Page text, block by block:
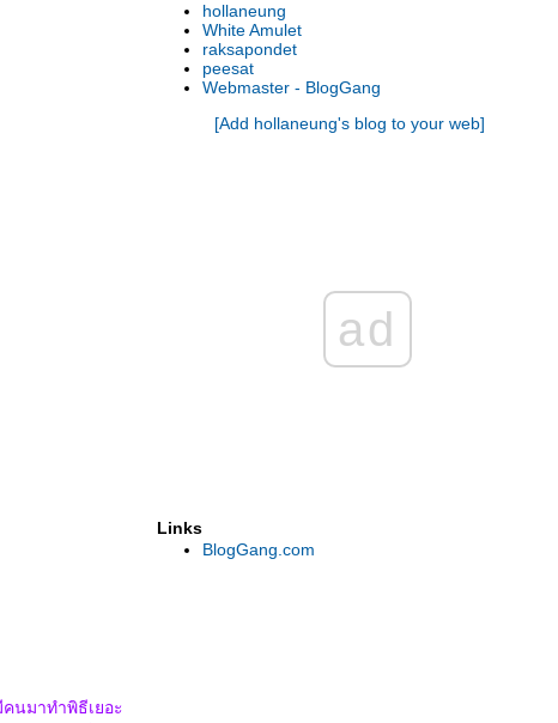
นมาทำพิธีเยอะ
hollaneung
White Amulet
raksapondet
peesat
Webmaster - BlogGang
[Add hollaneung's blog to your web]
ad
Links
BlogGang.com